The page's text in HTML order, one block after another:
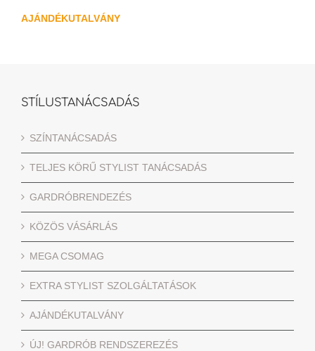
AJÁNDÉKUTALVÁNY
STÍLUSTANÁCSADÁS
SZÍNTANÁCSADÁS
TELJES KÖRŰ STYLIST TANÁCSADÁS
GARDRÓBRENDEZÉS
KÖZÖS VÁSÁRLÁS
MEGA CSOMAG
EXTRA STYLIST SZOLGÁLTATÁSOK
AJÁNDÉKUTALVÁNY
ÚJ! GARDRÓB RENDSZEREZÉS